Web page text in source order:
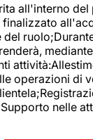
all'interno
del
operazioni di
nelle